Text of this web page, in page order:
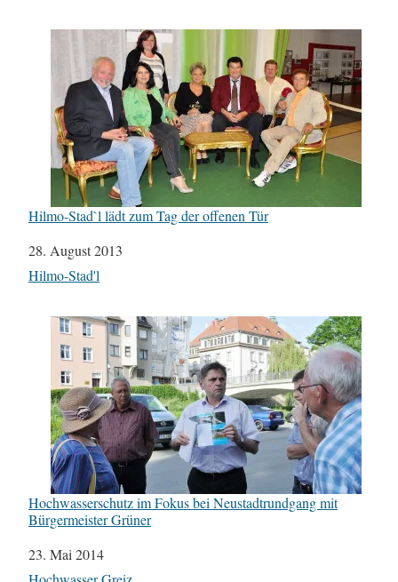
Hilmo-Stad`l lädt zum Tag der offenen Tür
Datum
28. August 2013
In Bezug auf
Hilmo-Stad'l
Hochwasserschutz im Fokus bei Neustadtrundgang mit
Bürgermeister Grüner
Datum
23. Mai 2014